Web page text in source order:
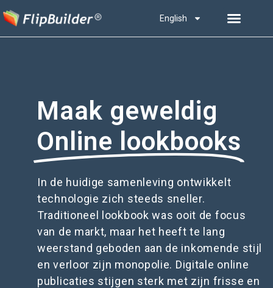
English
Maak geweldig
Online lookbooks
In de huidige samenleving ontwikkelt
technologie zich steeds sneller.
Traditioneel lookbook was ooit de focus
van de markt, maar het heeft te lang
weerstand geboden aan de inkomende stijl
en verloor zijn monopolie. Digitale online
publicaties stijgen sterk met zijn frisse en